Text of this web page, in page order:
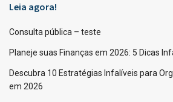
Leia agora!
Consulta pública – teste
Planeje suas Finanças em 2026: 5 Dicas
Descubra 10 Estratégias Infalíveis para
em 2026